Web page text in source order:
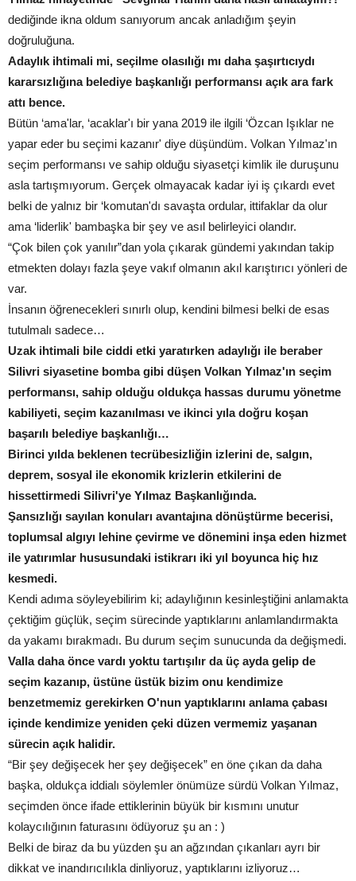
dediğinde ikna oldum sanıyorum ancak anladığım şeyin
doğruluğuna.
Adaylık ihtimali mi, seçilme olasılığı mı daha şaşırtıcıydı
kararsızlığına belediye başkanlığı performansı açık ara fark
attı bence.
Bütün ‘ama'lar, ‘acaklar'ı bir yana 2019 ile ilgili ‘Özcan Işıklar ne
yapar eder bu seçimi kazanır' diye düşündüm. Volkan Yılmaz'ın
seçim performansı ve sahip olduğu siyasetçi kimlik ile duruşunu
asla tartışmıyorum. Gerçek olmayacak kadar iyi iş çıkardı evet
belki de yalnız bir ‘komutan'dı savaşta ordular, ittifaklar da olur
ama ‘liderlik' bambaşka bir şey ve asıl belirleyici olandır.
“Çok bilen çok yanılır”dan yola çıkarak gündemi yakından takip
etmekten dolayı fazla şeye vakıf olmanın akıl karıştırıcı yönleri de
var.
İnsanın öğrenecekleri sınırlı olup, kendini bilmesi belki de esas
tutulmalı sadece…
Uzak ihtimali bile ciddi etki yaratırken adaylığı ile beraber
Silivri siyasetine bomba gibi düşen Volkan Yılmaz'ın seçim
performansı, sahip olduğu oldukça hassas durumu yönetme
kabiliyeti, seçim kazanılması ve ikinci yıla doğru koşan
başarılı belediye başkanlığı…
Birinci yılda beklenen tecrübesizliğin izlerini de, salgın,
deprem, sosyal ile ekonomik krizlerin etkilerini de
hissettirmedi Silivri'ye Yılmaz Başkanlığında.
Şansızlığı sayılan konuları avantajına dönüştürme becerisi,
toplumsal algıyı lehine çevirme ve dönemini inşa eden hizmet
ile yatırımlar hususundaki istikrarı iki yıl boyunca hiç hız
kesmedi.
Kendi adıma söyleyebilirim ki; adaylığının kesinleştiğini anlamakta
çektiğim güçlük, seçim sürecinde yaptıklarını anlamlandırmakta
da yakamı bırakmadı. Bu durum seçim sunucunda da değişmedi.
Valla daha önce vardı yoktu tartışılır da üç ayda gelip de
seçim kazanıp, üstüne üstük bizim onu kendimize
benzetmemiz gerekirken O'nun yaptıklarını anlama çabası
içinde kendimize yeniden çeki düzen vermemiz yaşanan
sürecin açık halidir.
“Bir şey değişecek her şey değişecek” en öne çıkan da daha
başka, oldukça iddialı söylemler önümüze sürdü Volkan Yılmaz,
seçimden önce ifade ettiklerinin büyük bir kısmını unutur
kolaycılığının faturasını ödüyoruz şu an : )
Belki de biraz da bu yüzden şu an ağzından çıkanları ayrı bir
dikkat ve inandırıcılıkla dinliyoruz, yaptıklarını izliyoruz…